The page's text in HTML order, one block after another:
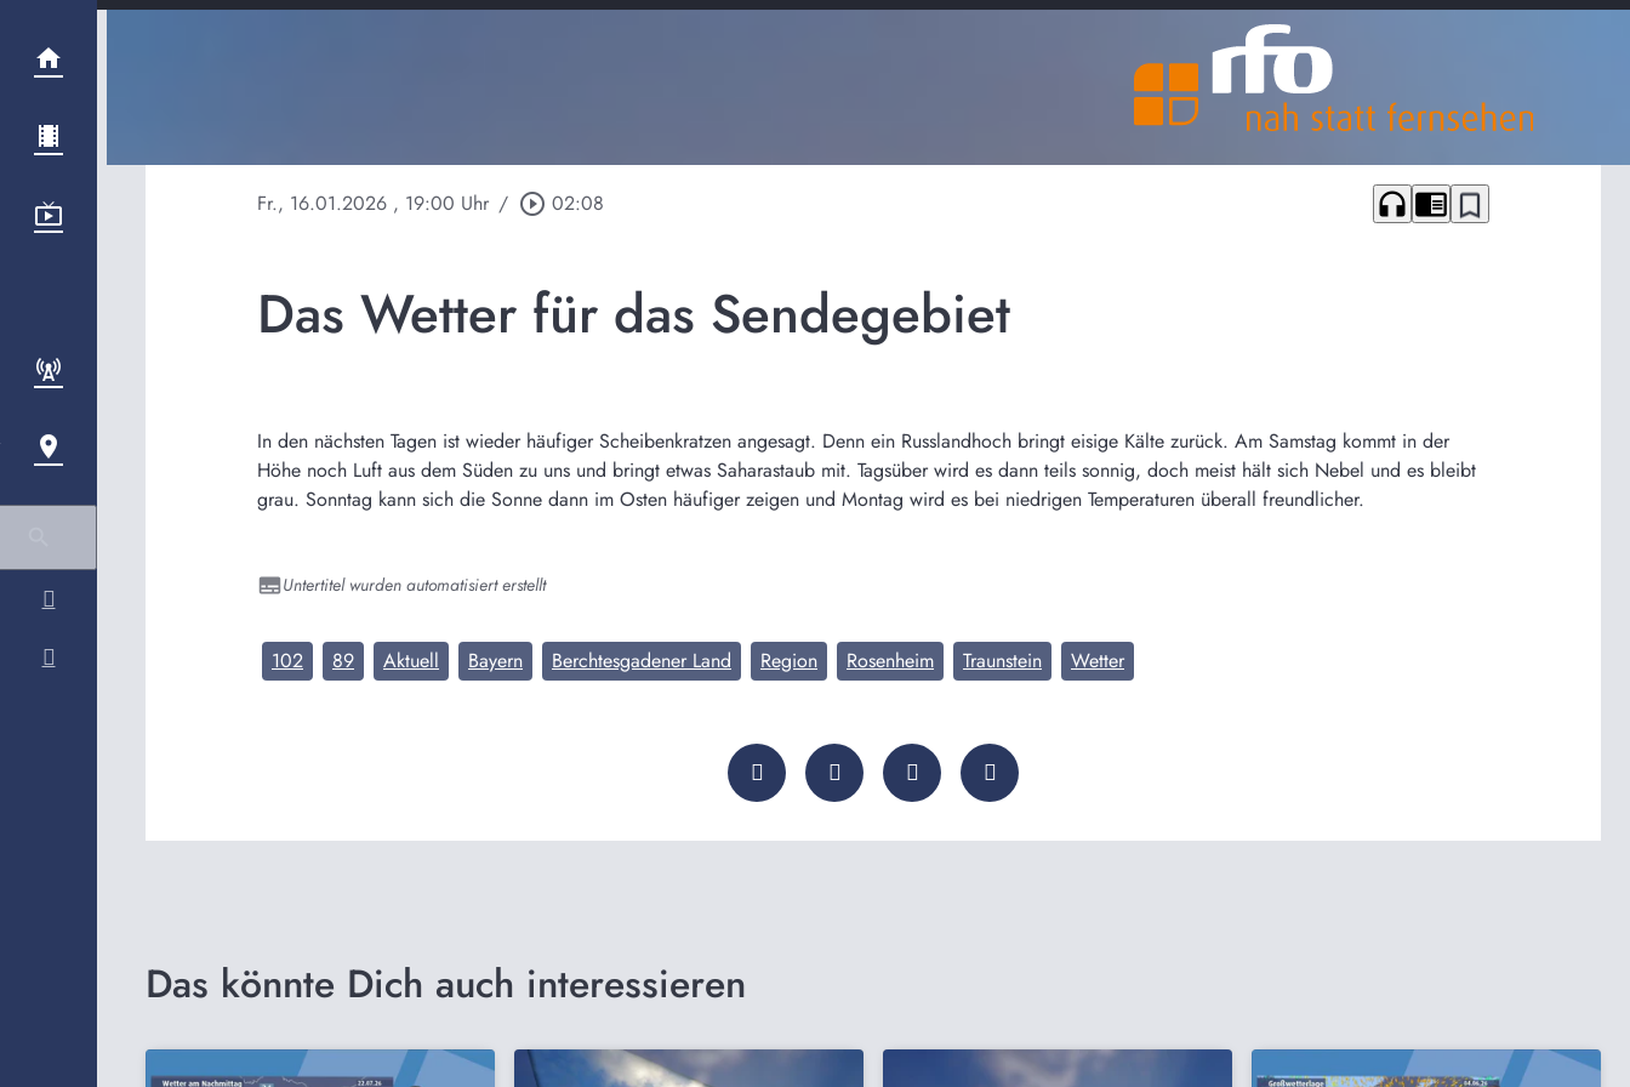
Fr., 16.01.2026 , 19:00 Uhr / play_circle_outline 02:08 headphones chrome_reader_mode bookmark_border
Das Wetter für das Sendegebiet
In den nächsten Tagen ist wieder häufiger Scheibenkratzen angesagt. Denn ein Russlandhoch bringt eisige Kälte zurück. Am Samstag kommt in der
Höhe noch Luft aus dem Süden zu uns und bringt etwas Saharastaub mit. Tagsüber wird es dann teils sonnig, doch meist hält sich Nebel und es bleibt
grau. Sonntag kann sich die Sonne dann im Osten häufiger zeigen und Montag wird es bei niedrigen Temperaturen überall freundlicher.
Untertitel wurden automatisiert erstellt
102 89 Aktuell Bayern Berchtesgadener Land Region Rosenheim Traunstein Wetter
Das könnte Dich auch interessieren